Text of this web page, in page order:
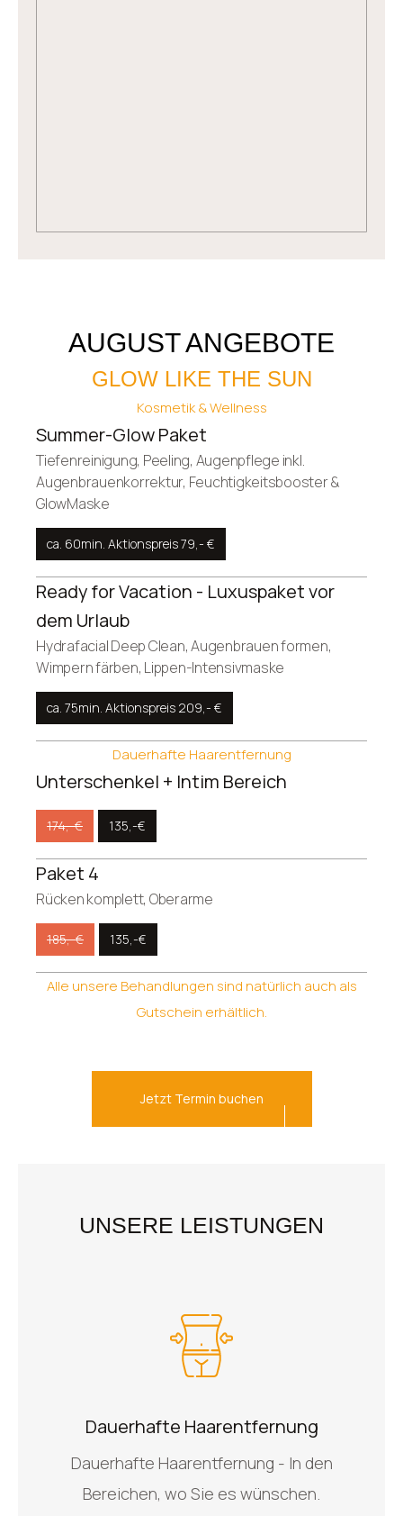
AUGUST ANGEBOTE
GLOW LIKE THE SUN
Kosmetik & Wellness
Summer-Glow Paket
Tiefenreinigung, Peeling, Augenpflege inkl.
Augenbrauenkorrektur, Feuchtigkeitsbooster &
GlowMaske
ca. 60min. Aktionspreis 79,- €
Ready for Vacation - Luxuspaket vor
dem Urlaub
Hydrafacial Deep Clean, Augenbrauen formen,
Wimpern färben, Lippen-Intensivmaske
ca. 75min. Aktionspreis 209,- €
Dauerhafte Haarentfernung
Unterschenkel + Intim Bereich
174,-€ 135,-€
Paket 4
Rücken komplett, Oberarme
185,-€ 135,-€
Alle unsere Behandlungen sind natürlich auch als
Gutschein erhältlich.
Jetzt Termin buchen
UNSERE LEISTUNGEN
Dauerhafte Haarentfernung
Dauerhafte Haarentfernung - In den
Bereichen, wo Sie es wünschen.